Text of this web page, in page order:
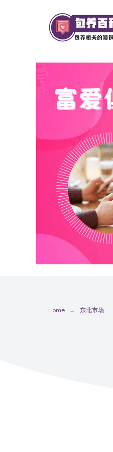
Home 东北市场